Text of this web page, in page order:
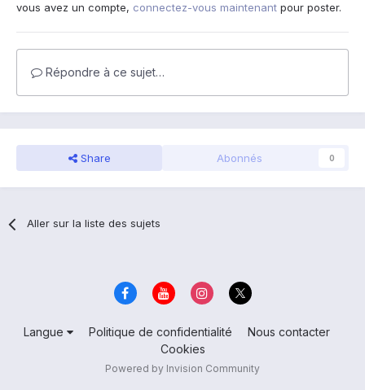
vous avez un compte, connectez-vous maintenant pour poster.
Répondre à ce sujet…
Share Abonnés 0
Aller sur la liste des sujets
Langue Politique de confidentialité
Nous contacter
Cookies
Powered by Invision Community